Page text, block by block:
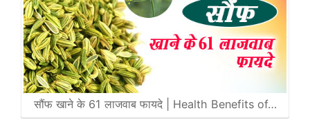
सौंफ खाने के 61 लाजवाब फायदे | Health Benefits of…